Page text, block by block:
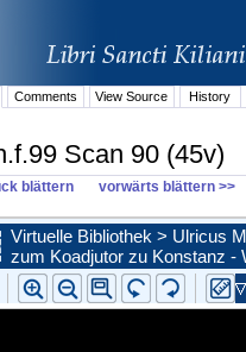
Comments View Source History
Scan 90 (45v)
blättern vorwärts blättern >>